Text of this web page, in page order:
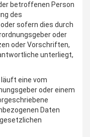
betroffenen Person
des
sofern dies durch
oder
oder Vorschriften,
unterliegt,
eine vom
oder einem
Daten